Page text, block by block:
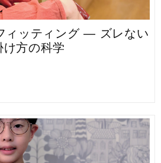
ィッティング — ズレない
け方の科学